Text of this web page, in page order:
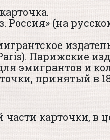
(на
Парижские
эмигрантов и
принятый в
карточки, в